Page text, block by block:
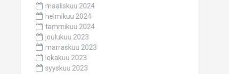
maaliskuu 2024
helmikuu 2024
tammikuu 2024
joulukuu 2023
marraskuu 2023
lokakuu 2023
syyskuu 2023